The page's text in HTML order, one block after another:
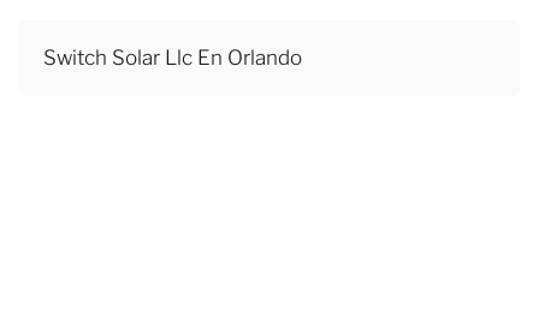
Switch Solar Llc En Orlando